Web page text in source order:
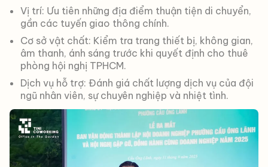
Vị trí: Ưu tiên những địa điểm thuận tiện di chuyển,
gần các tuyến giao thông chính.
Cơ sở vật chất: Kiểm tra trang thiết bị, không gian,
âm thanh, ánh sáng trước khi quyết định cho thuê
phòng hội nghị TPHCM.
Dịch vụ hỗ trợ: Đánh giá chất lượng dịch vụ của đội
ngũ nhân viên, sự chuyên nghiệp và nhiệt tình.